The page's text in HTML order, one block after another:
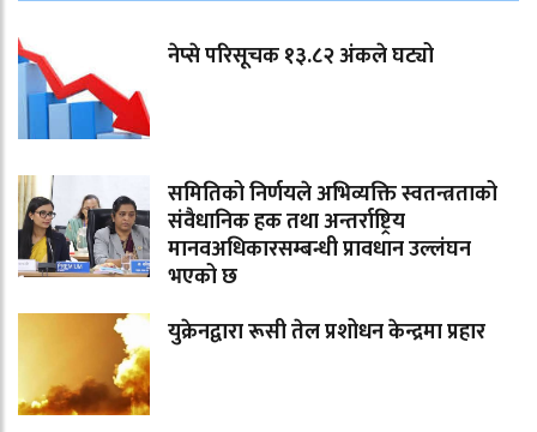
नेप्से परिसूचक १३.८२ अंकले घट्यो
समितिको निर्णयले अभिव्यक्ति स्वतन्त्रताको
संवैधानिक हक तथा अन्तर्राष्ट्रिय
मानवअधिकारसम्बन्धी प्रावधान उल्लंघन
भएको छ
युक्रेनद्वारा रूसी तेल प्रशोधन केन्द्रमा प्रहार